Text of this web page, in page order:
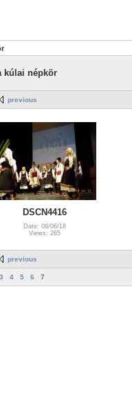
kúlai népkör
previous
DSCN4416
Date: 08/06/18
Views: 265
previous
3 4 5 6 7